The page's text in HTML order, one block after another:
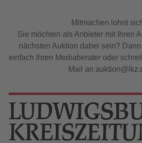
Mitmachen lohnt
Sie möchten als Anbieter mit Ihren
nächsten Auktion dabei sein?
einfach Ihren Mediaberater oder
Mail an